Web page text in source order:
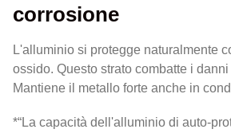
corrosione
L'alluminio si protegge naturalmente
ossido. Questo strato combatte i
Mantiene il metallo forte anche in
*“La capacità dell'alluminio di auto-